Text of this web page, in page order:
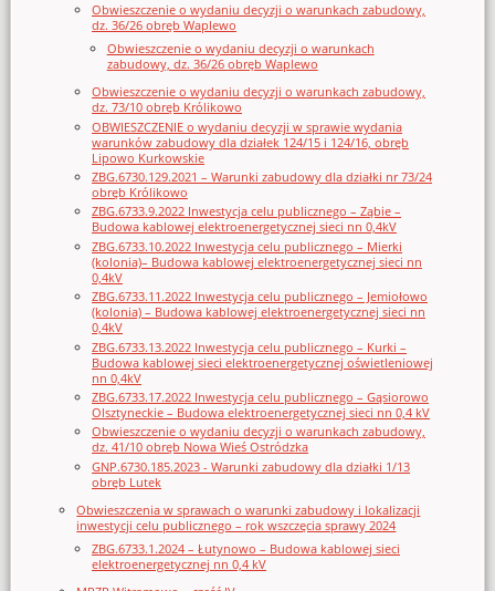
Obwieszczenie o wydaniu decyzji o warunkach zabudowy,
dz. 36/26 obręb Waplewo
Obwieszczenie o wydaniu decyzji o warunkach
zabudowy, dz. 36/26 obręb Waplewo
Obwieszczenie o wydaniu decyzji o warunkach zabudowy,
dz. 73/10 obręb Królikowo
OBWIESZCZENIE o wydaniu decyzji w sprawie wydania
warunków zabudowy dla działek 124/15 i 124/16, obręb
Lipowo Kurkowskie
ZBG.6730.129.2021 – Warunki zabudowy dla działki nr 73/24
obręb Królikowo
ZBG.6733.9.2022 Inwestycja celu publicznego – Ząbie –
Budowa kablowej elektroenergetycznej sieci nn 0,4kV
ZBG.6733.10.2022 Inwestycja celu publicznego – Mierki
(kolonia)– Budowa kablowej elektroenergetycznej sieci nn
0,4kV
ZBG.6733.11.2022 Inwestycja celu publicznego – Jemiołowo
(kolonia) – Budowa kablowej elektroenergetycznej sieci nn
0,4kV
ZBG.6733.13.2022 Inwestycja celu publicznego – Kurki –
Budowa kablowej sieci elektroenergetycznej oświetleniowej
nn 0,4kV
ZBG.6733.17.2022 Inwestycja celu publicznego – Gąsiorowo
Olsztyneckie – Budowa elektroenergetycznej sieci nn 0,4 kV
Obwieszczenie o wydaniu decyzji o warunkach zabudowy,
dz. 41/10 obręb Nowa Wieś Ostródzka
GNP.6730.185.2023 - Warunki zabudowy dla działki 1/13
obręb Lutek
Obwieszczenia w sprawach o warunki zabudowy i lokalizacji
inwestycji celu publicznego – rok wszczęcia sprawy 2024
ZBG.6733.1.2024 – Łutynowo – Budowa kablowej sieci
elektroenergetycznej nn 0,4 kV